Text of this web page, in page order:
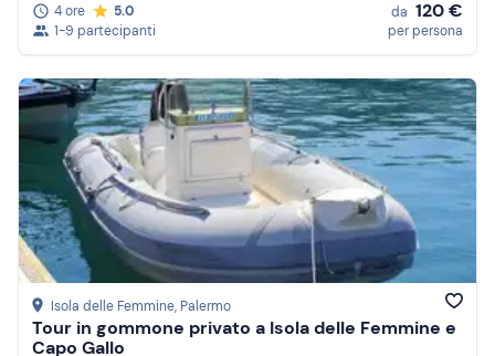
4 ore
5.0
1-9 partecipanti
da 120 €
per persona
Isola delle Femmine, Palermo
Tour in gommone privato a Isola delle Femmine e
Capo Gallo